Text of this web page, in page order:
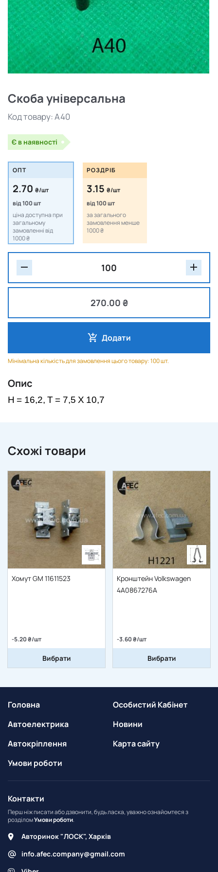
Скоба універсальна
Код товару:A40
Є в наявності
ОПТ
2.70 ₴/шт
від 100 шт
ціна доступна при
загальному
замовленні від
1000 ₴
РОЗДРІБ
3.15 ₴/шт
від 100 шт
за загального
замовлення менше
1000 ₴
270.00 ₴
Додати
Мінімальна кількість для замовлення цього товару: 100 шт.
Опис
H = 16,2, T = 7,5 X 10,7
Схожі товари
Хомут GM 11611523
-5.20 ₴/шт
Вибрати
Кронштейн Volkswagen
4A0867276A
-3.60 ₴/шт
Вибрати
Головна
Автоелектрика
Автокріплення
Умови роботи
Особистий Кабінет
Новини
Карта сайту
Контакти
Перш ніж писати або дзвонити, будь ласка, уважно ознайомтеся з
розділомУмови роботи.
Авторинок "ЛОСК", Харків
info.afec.company@gmail.com